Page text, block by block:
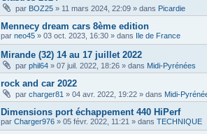
par BOZ25 » 11 mars 2024, 22:09 » dans Picardie
Mennecy dream cars 8ème edition
par neo45 » 03 oct. 2023, 16:30 » dans Ile de France
Mirande (32) 14 au 17 juillet 2022
par phil64 » 07 juil. 2022, 18:26 » dans Midi-Pyrénées
rock and car 2022
par charger81 » 04 avr. 2022, 19:22 » dans Midi-
Dimensions port échappement 440 HiPerf
par Charger976 » 05 févr. 2022, 11:21 » dans TECHNIQUE